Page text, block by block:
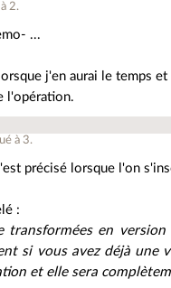
2.
...
j'en aurai le temps
l'opération.
à 3.
précisé lorsque l'on
:
transformées en
si vous avez déjà
et elle sera